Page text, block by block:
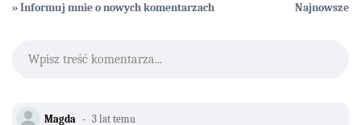
» Informuj mnie o nowych komentarzach Najnowsze
Wpisz treść komentarza...
Magda 3 lat temu